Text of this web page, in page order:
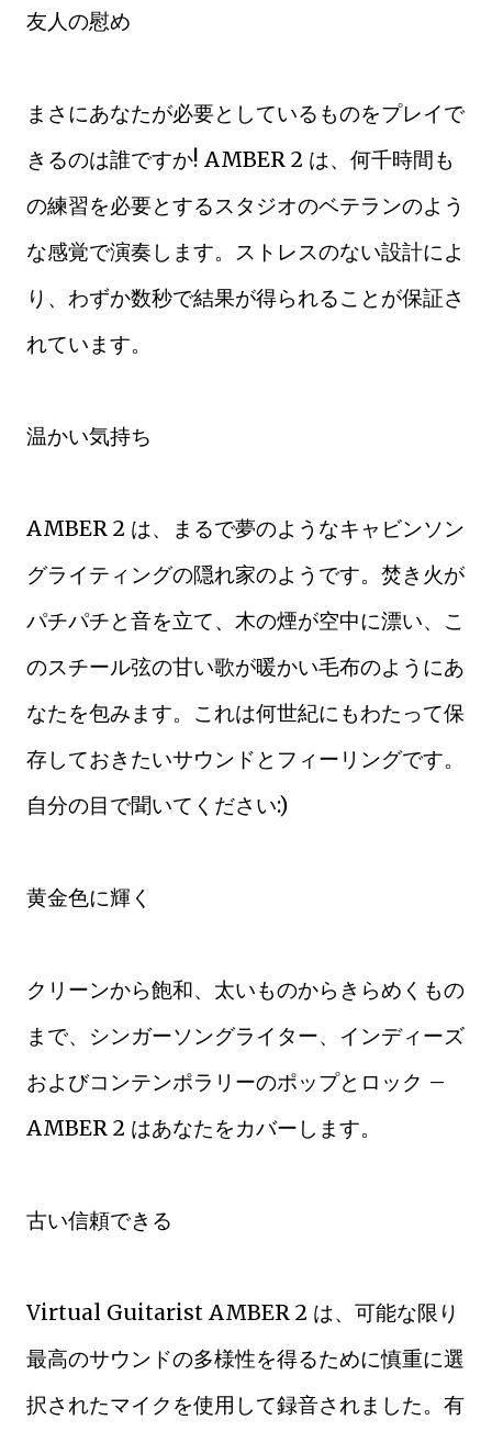
友人の慰め
まさにあなたが必要としているものをプレイで
きるのは誰ですか! AMBER 2 は、何千時間も
の練習を必要とするスタジオのベテランのよう
な感覚で演奏します。ストレスのない設計によ
り、わずか数秒で結果が得られることが保証さ
れています。
温かい気持ち
AMBER 2 は、まるで夢のようなキャビンソン
グライティングの隠れ家のようです。焚き火が
パチパチと音を立て、木の煙が空中に漂い、こ
のスチール弦の甘い歌が暖かい毛布のようにあ
なたを包みます。これは何世紀にもわたって保
存しておきたいサウンドとフィーリングです。
自分の目で聞いてください:)
黄金色に輝く
クリーンから飽和、太いものからきらめくもの
まで、シンガーソングライター、インディーズ
およびコンテンポラリーのポップとロック –
AMBER 2 はあなたをカバーします。
古い信頼できる
Virtual Guitarist AMBER 2 は、可能な限り
最高のサウンドの多様性を得るために慎重に選
択されたマイクを使用して録音されました。有